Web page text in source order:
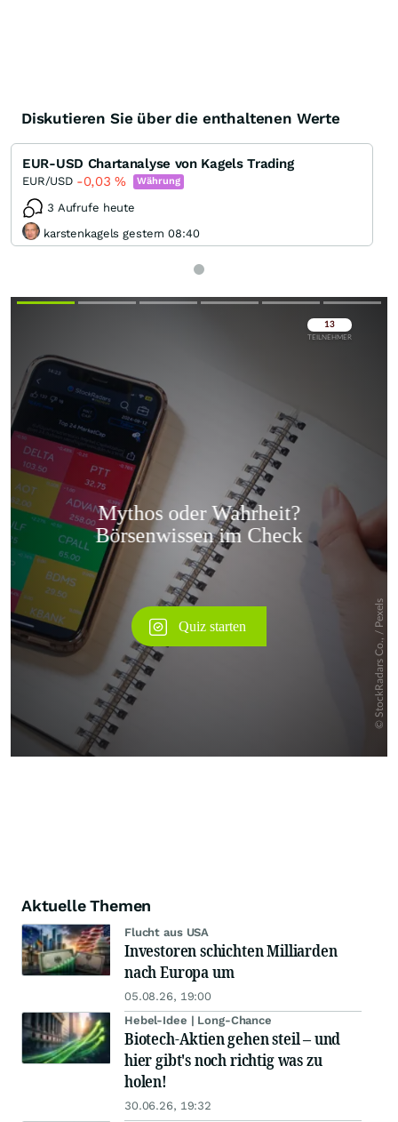
Diskutieren Sie über die enthaltenen Werte
EUR-USD Chartanalyse von Kagels Trading
EUR/USD -0,03% Währung
3 Aufrufe heute
karstenkagels gestern 08:40
Überspringen
Aktuelle Themen
Flucht aus USA
Investoren schichten Milliarden
nach Europa um
05.08.26, 19:00
Hebel-Idee | Long-Chance
Biotech-Aktien gehen steil – und
hier gibt's noch richtig was zu
holen!
30.06.26, 19:32